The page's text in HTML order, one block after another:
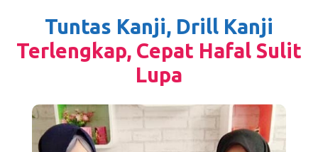
Tuntas Kanji, Drill Kanji
Terlengkap, Cepat Hafal Sulit
Lupa